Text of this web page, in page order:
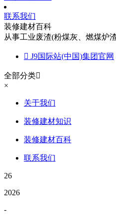
联系我们
装修建材百科
从事工业废渣(粉煤灰、燃煤炉
 J9国际站(中国)集团官网
全部分类
×
关于我们
装修建材知识
装修建材百科
联系我们
26
2026
-